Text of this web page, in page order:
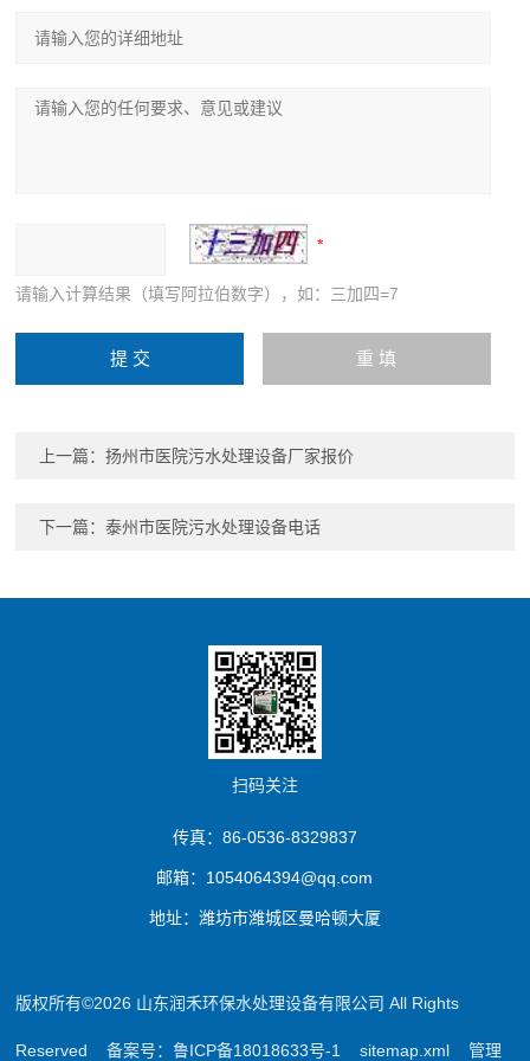
请输入计算结果（填写阿拉伯数字），如：三加四=7
上一篇：扬州市医院污水处理设备厂家报价
下一篇：泰州市医院污水处理设备电话
扫码关注
传真：86-0536-8329837
邮箱：1054064394@qq.com
地址：潍坊市潍城区曼哈顿大厦
版权所有©2026 山东润禾环保水处理设备有限公司 All Rights
Reserved备案号：鲁ICP备18018633号-1 sitemap.xml 管理